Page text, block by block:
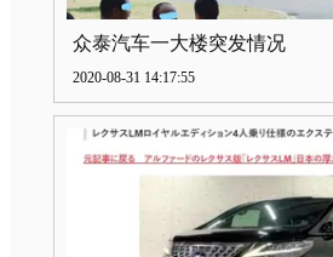
众泰汽车一大楼突发情况
2020-08-31 14:17:55